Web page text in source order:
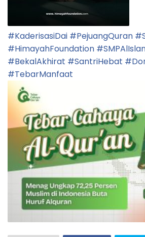
#KaderisasiDai #PejuangQuran
#HimayahFoundation
#BekalAkhirat #SantriHebat
#TebarManfaat